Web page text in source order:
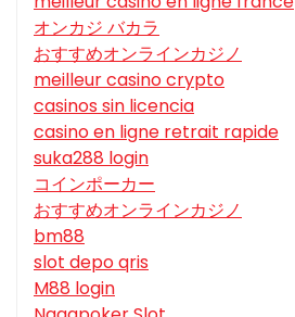
オンカジ バカラ
おすすめオンラインカジノ
meilleur casino crypto
casinos sin licencia
casino en ligne retrait rapide
suka288 login
コインポーカー
おすすめオンラインカジノ
bm88
slot depo qris
M88 login